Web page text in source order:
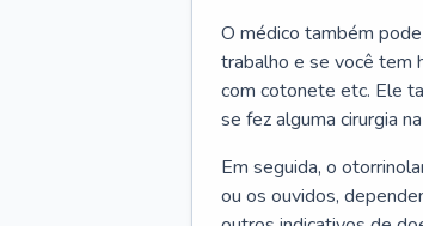
O médico também
trabalho e se você tem
com cotonete etc. Ele
se fez alguma cirurgia
Em seguida, o
ou os ouvidos,